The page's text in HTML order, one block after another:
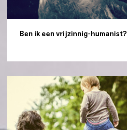
Ben ik een vrijzinnig-humanist?